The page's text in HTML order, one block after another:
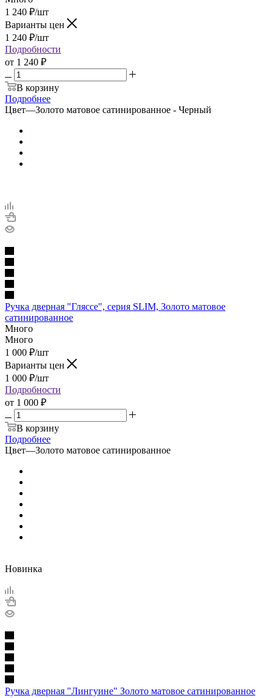
1 240 ₽/шт
Варианты цен
1 240 ₽/шт
Подробности
от 1 240 ₽
В корзину
Подробнее
Цвет—Золото матовое сатинированное - Черный
Ручка дверная "Гляссе", серия SLIM, Золото матовое
сатинированное
Много
Много
1 000 ₽/шт
Варианты цен
1 000 ₽/шт
Подробности
от 1 000 ₽
В корзину
Подробнее
Цвет—Золото матовое сатинированное
Новинка
Ручка дверная "Лингуине" Золото матовое сатинированное